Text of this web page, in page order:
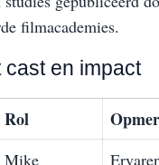
filmacademies.
cast en impact
Rol
Mike